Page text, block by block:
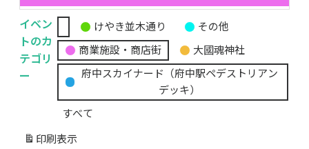
イベン
トのカ
テゴリ
ー
無
題
の
カ
テ
ゴ
リ
けやき並木通り
その他
商業施設・商店街
大國魂神社
府中スカイナード（府中駅ペデストリアン
デッキ）
すべて
印刷 表示